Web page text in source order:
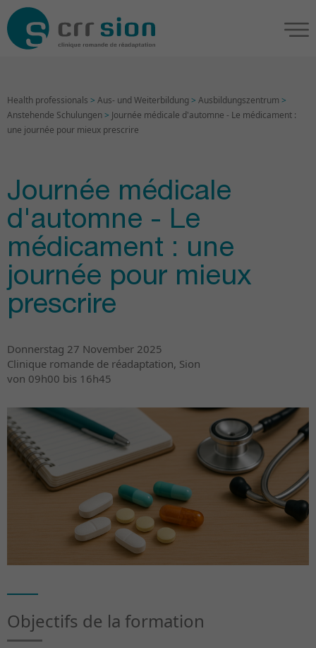
Health professionals > Aus- und Weiterbildung > Ausbildungszentrum >
Anstehende Schulungen> Journée médicale d'automne - Le médicament :
une journée pour mieux prescrire
Journée médicale
d'automne - Le
médicament : une
journée pour mieux
prescrire
Donnerstag 27 November 2025
Clinique romande de réadaptation, Sion
von 09h00 bis 16h45
Objectifs de la formation